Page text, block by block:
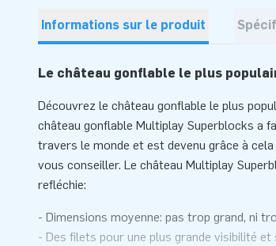
Informations sur le produit
Le château gonflable le plus
Découvrez le château gonflable le plus
château gonflable Multiplay Superblocks a
travers le monde et est devenu grâce à
vous conseiller. Le château Multiplay
refléchie:
- Dimensions moyenne: pas trop grand, ni
- Des filets pour une plus grande visibilité